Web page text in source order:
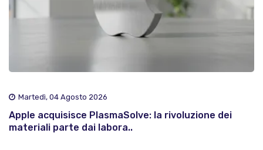
Martedì, 04 Agosto 2026
Apple acquisisce PlasmaSolve: la rivoluzione dei
materiali parte dai labora..